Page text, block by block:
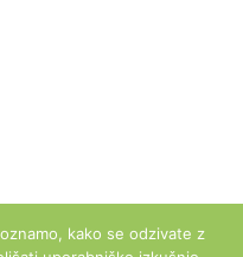
kako se odzivate z